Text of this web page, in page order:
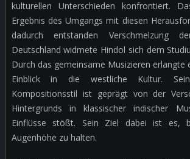
kulturellen Unterschieden konfrontiert.
Ergebnis des Umgangs mit diesen
dadurch entstanden Verschmelzung
Deutschland widmete Hindol sich dem
Durch das gemeinsame Musizieren erlangte
Einblick in die westliche Kultur. Sein
Kompositionsstil ist geprägt von der
Hintergrunds in klassischer indischer
Einflüsse stößt. Sein Ziel dabei ist es,
Augenhöhe zu halten.